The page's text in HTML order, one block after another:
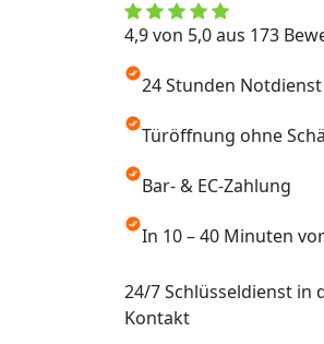
4,9 von 5,0 aus 173
24 Stunden Notdienst
Türöffnung ohne
Bar- & EC-Zahlung
In 10 – 40 Minuten
24/7 Schlüsseldienst in
Kontakt